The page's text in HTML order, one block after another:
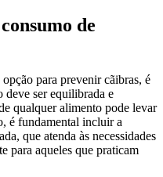
de
para prevenir cãibras, é
deve ser equilibrada e
qualquer alimento pode levar
é fundamental incluir a
que atenda às necessidades
para aqueles que praticam